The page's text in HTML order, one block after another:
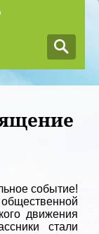
событие!
движения
стали